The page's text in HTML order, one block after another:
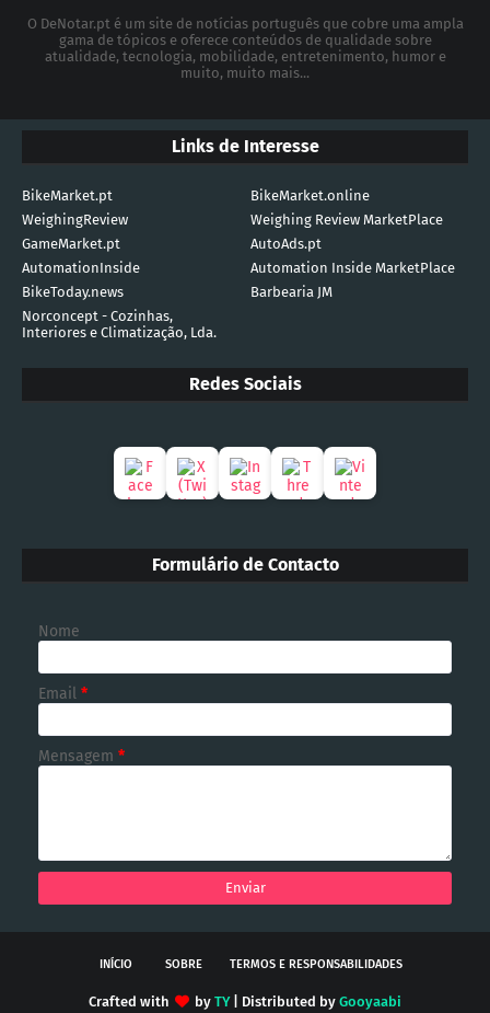
O DeNotar.pt é um site de notícias português que cobre uma ampla
gama de tópicos e oferece conteúdos de qualidade sobre
atualidade, tecnologia, mobilidade, entretenimento, humor e
muito, muito mais...
Links de Interesse
BikeMarket.pt
BikeMarket.online
WeighingReview
Weighing Review MarketPlace
GameMarket.pt
AutoAds.pt
AutomationInside
Automation Inside MarketPlace
BikeToday.news
Barbearia JM
Norconcept - Cozinhas,
Interiores e Climatização, Lda.
Redes Sociais
Formulário de Contacto
Nome
Email *
Mensagem *
INÍCIO SOBRE TERMOS E RESPONSABILIDADES
Crafted with by TY| Distributed by Gooyaabi